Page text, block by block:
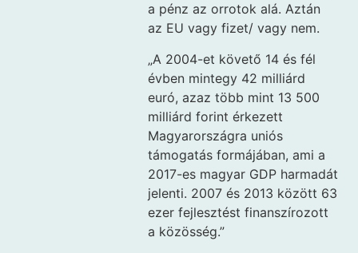
a pénz az orrotok alá. Aztán
az EU vagy fizet/ vagy nem.
„A 2004-et követő 14 és fél
évben mintegy 42 milliárd
euró, azaz több mint 13 500
milliárd forint érkezett
Magyarországra uniós
támogatás formájában, ami a
2017-es magyar GDP harmadát
jelenti. 2007 és 2013 között 63
ezer fejlesztést finanszírozott
a közösség.”